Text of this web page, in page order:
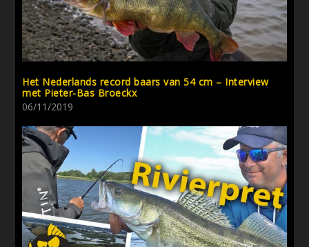
Het Nederlands record baars van 54 cm – Interview
met Pieter-Bas Broeckx
06/11/2019